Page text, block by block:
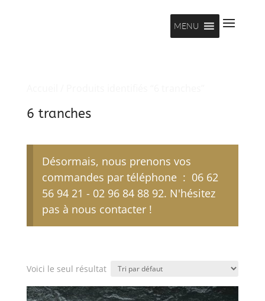
MENU
6 tranches
Désormais, nous prenons vos
commandes par téléphone : 06 62
56 94 21 - 02 96 84 88 92. N'hésitez
pas à nous contacter !
Voici le seul résultat